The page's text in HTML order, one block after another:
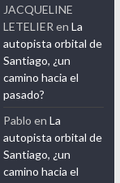
JACQUELINE
LETELIER enLa
autopista orbital de
Santiago, ¿un
camino hacia el
pasado?
Pablo enLa
autopista orbital de
Santiago, ¿un
camino hacia el